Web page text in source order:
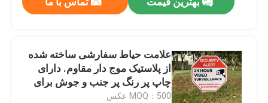
درباره ما
کنترل کیفیت
علامت حیاط سفارشی ساخته شده
از پلاستیک موج دار مقاوم. دارای
چاپ پر رنگ پر جنب و جوش برای
تبلیغات، رویدادها، املاک و مستغلات
MOQ：500 عکس